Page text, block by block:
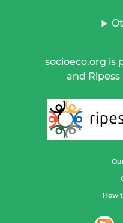
socioeco.org is
and
How